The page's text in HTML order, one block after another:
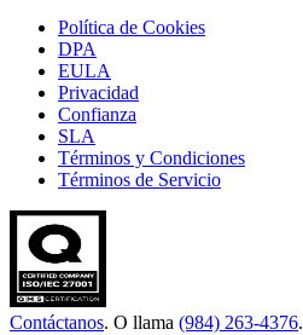
Política de Cookies
DPA
EULA
Privacidad
Confianza
SLA
Términos y Condiciones
Términos de Servicio
Contáctanos. O llama (984) 263-4376.